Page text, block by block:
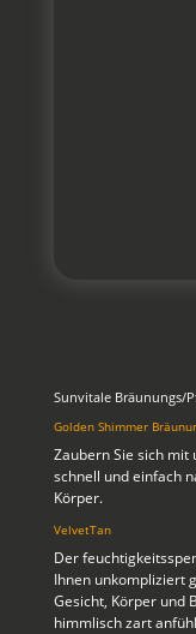
Sunvitale Bräunungs/
Golden Shimmer
Zaubern Sie sich
schnell und einfach
Körper.
VelvetTan
Der
Ihnen unkompliziert
Gesicht, Körper und
himmlisch zart